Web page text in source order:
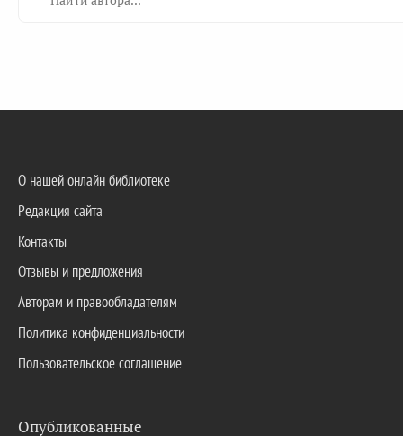
О нашей онлайн библиотеке
Редакция сайта
Контакты
Отзывы и предложения
Авторам и правообладателям
Политика конфиденциальности
Пользовательское соглашение
Опубликованные